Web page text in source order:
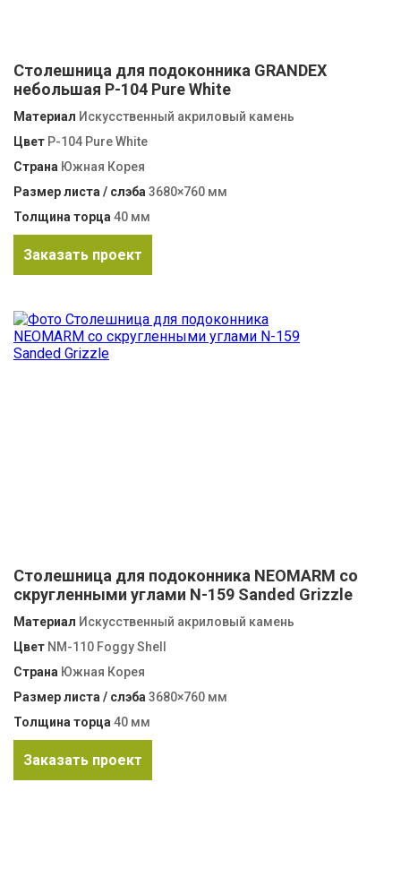
Столешница для подоконника GRANDEX
небольшая P-104 Pure White
Материал Искусственный акриловый камень
Цвет P-104 Pure White
Страна Южная Корея
Размер листа / слэба 3680×760 мм
Толщина торца 40 мм
Заказать проект
Столешница для подоконника NEOMARM со
скругленными углами N-159 Sanded Grizzle
Материал Искусственный акриловый камень
Цвет NМ-110 Foggy Shell
Страна Южная Корея
Размер листа / слэба 3680×760 мм
Толщина торца 40 мм
Заказать проект